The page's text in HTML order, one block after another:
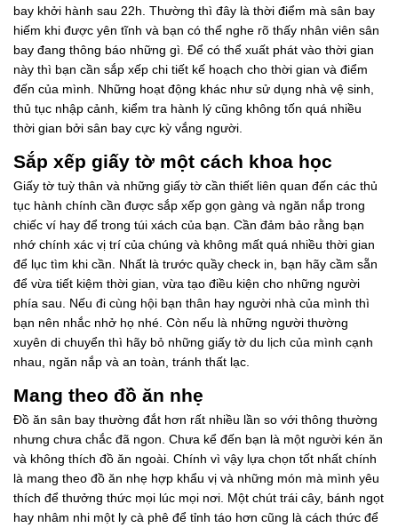
bay khởi hành sau 22h. Thường thì đây là thời điểm mà sân bay
hiếm khi được yên tĩnh và bạn có thể nghe rõ thấy nhân viên sân
bay đang thông báo những gì. Để có thể xuất phát vào thời gian
này thì bạn cần sắp xếp chi tiết kế hoạch cho thời gian và điểm
đến của mình. Những hoạt động khác như sử dụng nhà vệ sinh,
thủ tục nhập cảnh, kiểm tra hành lý cũng không tốn quá nhiều
thời gian bởi sân bay cực kỳ vắng người.
Sắp xếp giấy tờ một cách khoa học
Giấy tờ tuỳ thân và những giấy tờ cần thiết liên quan đến các thủ
tục hành chính cần được sắp xếp gọn gàng và ngăn nắp trong
chiếc ví hay để trong túi xách của bạn. Cần đảm bảo rằng bạn
nhớ chính xác vị trí của chúng và không mất quá nhiều thời gian
để lục tìm khi cần. Nhất là trước quầy check in, bạn hãy cầm sẵn
để vừa tiết kiệm thời gian, vừa tạo điều kiện cho những người
phía sau. Nếu đi cùng hội bạn thân hay người nhà của mình thì
bạn nên nhắc nhở họ nhé. Còn nếu là những người thường
xuyên di chuyển thì hãy bỏ những giấy tờ du lịch của mình cạnh
nhau, ngăn nắp và an toàn, tránh thất lạc.
Mang theo đồ ăn nhẹ
Đồ ăn sân bay thường đắt hơn rất nhiều lần so với thông thường
nhưng chưa chắc đã ngon. Chưa kể đến bạn là một người kén ăn
và không thích đồ ăn ngoài. Chính vì vậy lựa chọn tốt nhất chính
là mang theo đồ ăn nhẹ hợp khẩu vị và những món mà mình yêu
thích để thưởng thức mọi lúc mọi nơi. Một chút trái cây, bánh ngọt
hay nhâm nhi một ly cà phê để tỉnh táo hơn cũng là cách thức để